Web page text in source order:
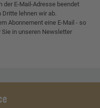
der E-Mail-Adresse beendet
Dritte lehnen wir ab.
Abonnement eine E-Mail - so
in unseren Newsletter